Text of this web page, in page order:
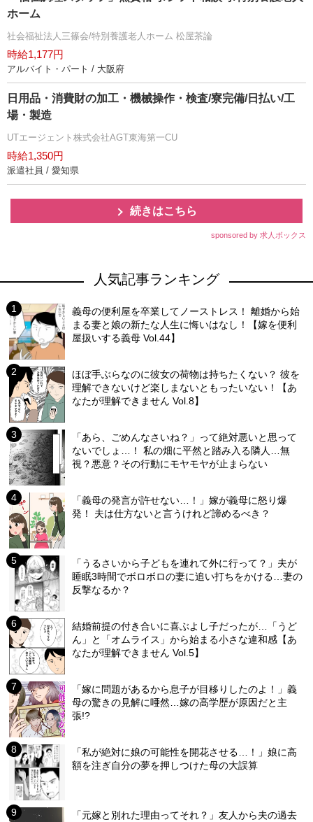
ホーム
社会福祉法人三篠会/特別養護老人ホーム 松屋茶論
時給1,177円
アルバイト・パート / 大阪府
日用品・消費財の加工・機械操作・検査/寮完備/日払い/工
場・製造
UTエージェント株式会社AGT東海第一CU
時給1,350円
派遣社員 / 愛知県
続きはこちら
sponsored by 求人ボックス
人気記事ランキング
義母の便利屋を卒業してノーストレス！ 離婚から始
まる妻と娘の新たな人生に悔いはなし！【嫁を便利
屋扱いする義母 Vol.44】
ほぼ手ぶらなのに彼女の荷物は持ちたくない？ 彼を
理解できないけど楽しまないともったいない！【あ
なたが理解できません Vol.8】
「あら、ごめんなさいね？」って絶対悪いと思って
ないでしょ…！ 私の畑に平然と踏み入る隣人…無
視？悪意？その行動にモヤモヤが止まらない
「義母の発言が許せない…！」嫁が義母に怒り爆
発！ 夫は仕方ないと言うけれど諦めるべき？
「うるさいから子どもを連れて外に行って？」夫が
睡眠3時間でボロボロの妻に追い打ちをかける…妻の
反撃なるか？
結婚前提の付き合いに喜ぶよし子だったが…「うど
ん」と「オムライス」から始まる小さな違和感【あ
なたが理解できません Vol.5】
「嫁に問題があるから息子が目移りしたのよ！」義
母の驚きの見解に唖然…嫁の高学歴が原因だと主
張!?
「私が絶対に娘の可能性を開花させる…！」娘に高
額を注ぎ自分の夢を押しつけた母の大誤算
「元嫁と別れた理由ってそれ？」友人から夫の過去